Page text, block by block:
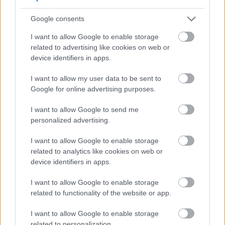
Google consents
I want to allow Google to enable storage
related to advertising like cookies on web or
device identifiers in apps.
I want to allow my user data to be sent to
Google for online advertising purposes.
I want to allow Google to send me
personalized advertising.
I want to allow Google to enable storage
related to analytics like cookies on web or
device identifiers in apps.
I want to allow Google to enable storage
related to functionality of the website or app.
I want to allow Google to enable storage
αντιοξειδωτικά που βοηθούν στην οξυγόνωση και